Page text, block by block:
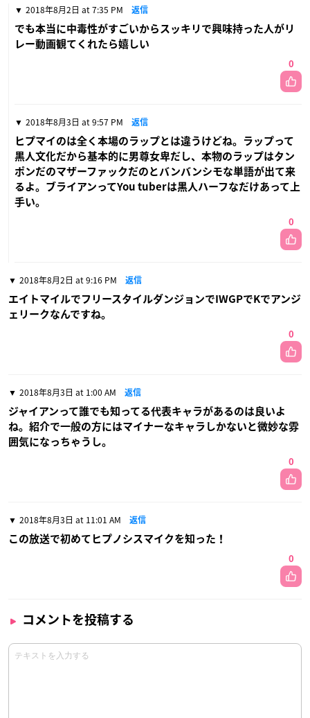
2018年8月2日 at 7:35 PM 返信
でも本当に中毒性がすごいからスッキリで興味持った人がリ
レー動画観てくれたら嬉しい
0
2018年8月3日 at 9:57 PM 返信
ヒプマイのは全く本場のラップとは違うけどね。ラップって
黒人文化だから基本的に男尊女卑だし、本物のラップはタン
ポンだのマザーファックだのとバンバンシモな単語が出て来
るよ。ブライアンってYou tuberは黒人ハーフなだけあって上
手い。
0
2018年8月2日 at 9:16 PM 返信
エイトマイルでフリースタイルダンジョンでIWGPでKでアンジ
ェリークなんですね。
0
2018年8月3日 at 1:00 AM 返信
ジャイアンって誰でも知ってる代表キャラがあるのは良いよ
ね。紹介で一般の方にはマイナーなキャラしかないと微妙な雰
囲気になっちゃうし。
0
2018年8月3日 at 11:01 AM 返信
この放送で初めてヒプノシスマイクを知った！
0
コメントを投稿する